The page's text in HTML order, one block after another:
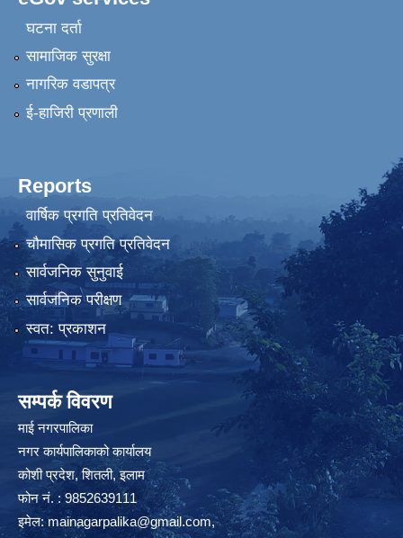
घटना दर्ता
सामाजिक सुरक्षा
नागरिक वडापत्र
ई-हाजिरी प्रणाली
Reports
वार्षिक प्रगति प्रतिवेदन
चौमासिक प्रगति प्रतिवेदन
सार्वजनिक सुनुवाई
सार्वजनिक परीक्षण
स्वत: प्रकाशन
सम्पर्क विवरण
माई नगरपालिका
नगर कार्यपालिकाको कार्यालय
कोशी प्रदेश, शितली, इलाम
फोन नं. : 9852639111
इमेल:mainagarpalika@gmail.com,